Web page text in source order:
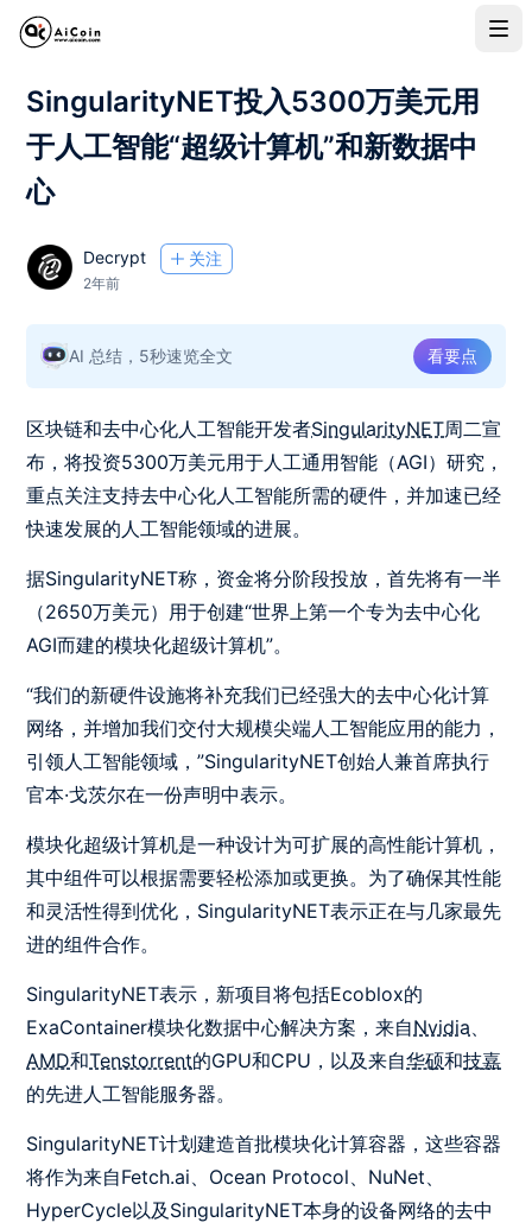
SingularityNET投入5300万美元用
于人工智能“超级计算机”和新数据中
心
Decrypt 关注
2年前
AI 总结，5秒速览全文 看要点
区块链和去中心化人工智能开发者SingularityNET周二宣
布，将投资5300万美元用于人工通用智能（AGI）研究，
重点关注支持去中心化人工智能所需的硬件，并加速已经
快速发展的人工智能领域的进展。
据SingularityNET称，资金将分阶段投放，首先将有一半
（2650万美元）用于创建“世界上第一个专为去中心化
AGI而建的模块化超级计算机”。
“我们的新硬件设施将补充我们已经强大的去中心化计算
网络，并增加我们交付大规模尖端人工智能应用的能力，
引领人工智能领域，”SingularityNET创始人兼首席执行
官本·戈茨尔在一份声明中表示。
模块化超级计算机是一种设计为可扩展的高性能计算机，
其中组件可以根据需要轻松添加或更换。为了确保其性能
和灵活性得到优化，SingularityNET表示正在与几家最先
进的组件合作。
SingularityNET表示，新项目将包括Ecoblox的
ExaContainer模块化数据中心解决方案，来自Nvidia、
AMD和Tenstorrent的GPU和CPU，以及来自华硕和技嘉
的先进人工智能服务器。
SingularityNET计划建造首批模块化计算容器，这些容器
将作为来自Fetch.ai、Ocean Protocol、NuNet、
HyperCycle以及SingularityNET本身的设备网络的去中